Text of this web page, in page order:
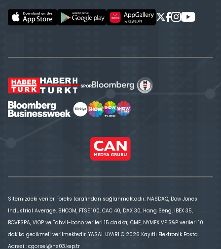
Sitemizdeki veriler Foreks tarafından sağlanmaktadır. NASDAQ, Dow Jones
Industrial Average, SHCOM, FTSE 100, CAC 40, DAX 30, Hang Seng, IBEX 35,
BOVESPA, VİOP ve Tahvil-bono verileri 15 dakika; CME, NYMEX VE S&P verileri 10
dakika gecikmeli verilmektedir. YASAL UYARI © 2026 Kayıtlı Elektronik Posta
Adresi : cgorsel@hs03.kep.tr